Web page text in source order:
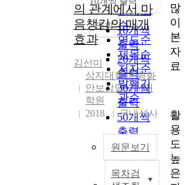
인기도
순
연도순
제목순
저자순
발행기
관순
내림차순
10개씩
출력
20개씩
출력
30개씩
출력
50개씩
출력
100개씩
출력
조회
의 관계에서 마
음챙김의 매개
효과
김선미
상지대학교 평화
안보상담심리대
학원
2018
국내석사
원문보기
목차검
많
이
본
자
료
활
용
도
높
은